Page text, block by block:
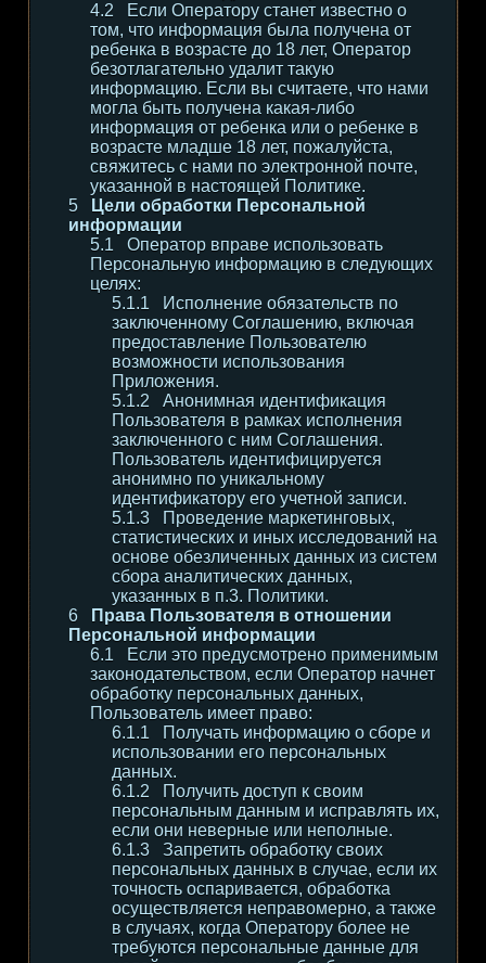
Если Оператору станет известно о
том, что информация была получена от
ребенка в возрасте до 18 лет, Оператор
безотлагательно удалит такую
информацию. Если вы считаете, что нами
могла быть получена какая-либо
информация от ребенка или о ребенке в
возрасте младше 18 лет, пожалуйста,
свяжитесь с нами по электронной почте,
указанной в настоящей Политике.
Цели обработки Персональной
информации
Оператор вправе использовать
Персональную информацию в следующих
целях:
Исполнение обязательств по
заключенному Соглашению, включая
предоставление Пользователю
возможности использования
Приложения.
Анонимная идентификация
Пользователя в рамках исполнения
заключенного с ним Соглашения.
Пользователь идентифицируется
анонимно по уникальному
идентификатору его учетной записи.
Проведение маркетинговых,
статистических и иных исследований на
основе обезличенных данных из систем
сбора аналитических данных,
указанных в п.3. Политики.
Права Пользователя в отношении
Персональной информации
Если это предусмотрено применимым
законодательством, если Оператор начнет
обработку персональных данных,
Пользователь имеет право:
Получать информацию о сборе и
использовании его персональных
данных.
Получить доступ к своим
персональным данным и исправлять их,
если они неверные или неполные.
Запретить обработку своих
персональных данных в случае, если их
точность оспаривается, обработка
осуществляется неправомерно, а также
в случаях, когда Оператору более не
требуются персональные данные для